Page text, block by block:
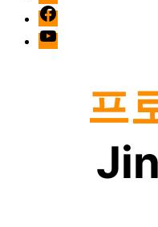
facebook
Youtube
프